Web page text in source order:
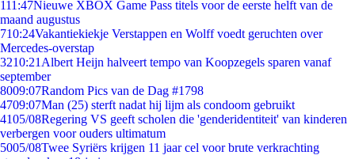
111:47Nieuwe XBOX Game Pass titels voor de eerste helft van de
maand augustus
710:24Vakantiekiekje Verstappen en Wolff voedt geruchten over
Mercedes-overstap
3210:21 Albert Heijn halveert tempo van Koopzegels sparen vanaf
september
8009:07Random Pics van de Dag #1798
4709:07Man (25) sterft nadat hij lijm als condoom gebruikt
4105/08Regering VS geeft scholen die 'genderidentiteit' van kinderen
verbergen voor ouders ultimatum
5005/08Twee Syriërs krijgen 11 jaar cel voor brute verkrachting